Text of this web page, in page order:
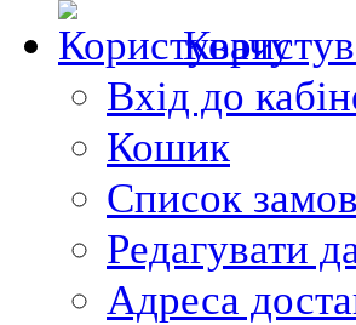
Вхід до
Кошик
Список
Редагувати
Адреса